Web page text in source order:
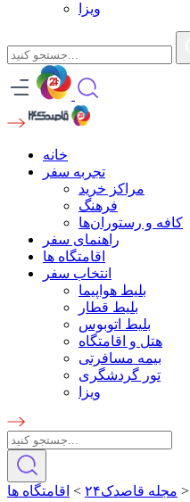
ویزا
خانه
تجربه سفر
مراکز خرید
فرهنگ
کافه و رستوران‌ها
راهنمای سفر
اقامتگاه ها
انتخاب سفر
بلیط هواپیما
بلیط قطار
بلیط اتوبوس
هتل و اقامتگاه
بیمه مسافرتی
تور گردشگری
ویزا
مجله قاصدک۲۴ > اقامتگاه ها >